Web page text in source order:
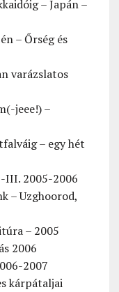
– Japán –
– Őrség és
varázslatos
jeee!) –
– egy hét
III. 2005-2006
– Uzghoorod,
– 2005
2006
2007
kárpátaljai